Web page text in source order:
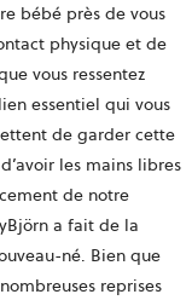
bébé près de vous
physique et de
vous ressentez
essentiel qui vous
de garder cette
les mains libres
de notre
a fait de la
né. Bien que
reprises